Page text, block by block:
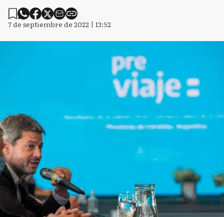
7 de septiembre de 2022 | 13:52